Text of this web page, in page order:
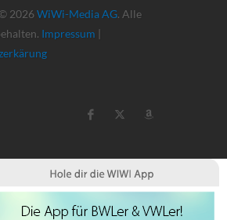
2026 WiWi-Media AG. Alle
Impressum |